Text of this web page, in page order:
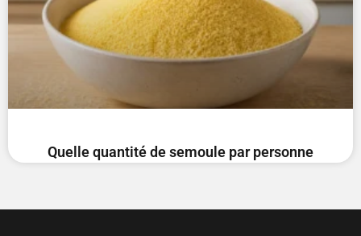
Quelle quantité de semoule par personne